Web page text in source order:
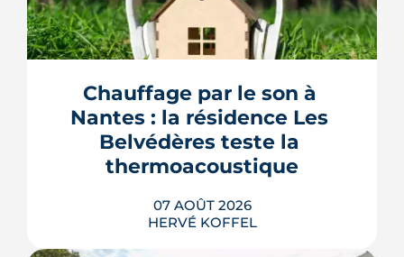
Chauffage par le son à
Nantes : la résidence Les
Belvédères teste la
thermoacoustique
07 AOÛT 2026
HERVÉ KOFFEL